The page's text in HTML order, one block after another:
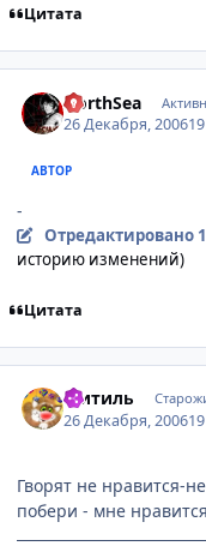
Цитата
NorthSea
26 Декабря, 2006
АВТОР
-
Отредактировано
историю изменений)
Цитата
Митиль
26 Декабря, 2006
Гворят не нравится-
побери - мне